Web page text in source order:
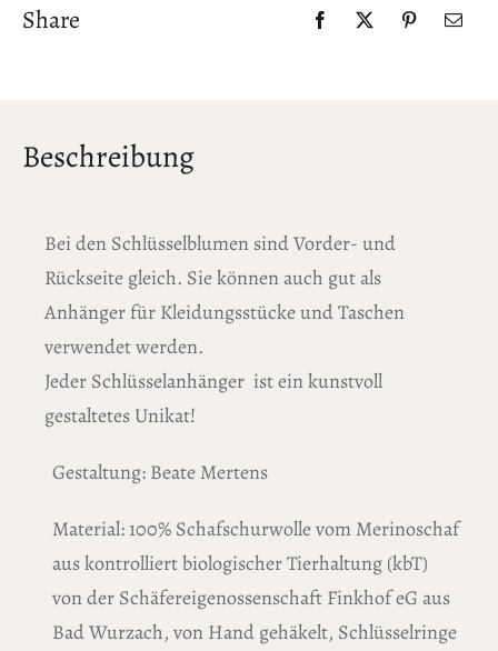
Share
Beschreibung
Bei den Schlüsselblumen sind Vorder- und
Rückseite gleich. Sie können auch gut als
Anhänger für Kleidungsstücke und Taschen
verwendet werden.
Jeder Schlüsselanhänger ist ein kunstvoll
gestaltetes Unikat!
Gestaltung: Beate Mertens
Material: 100% Schafschurwolle vom Merinoschaf
aus kontrolliert biologischer Tierhaltung (kbT)
von der Schäfereigenossenschaft Finkhof eG aus
Bad Wurzach, von Hand gehäkelt, Schlüsselringe